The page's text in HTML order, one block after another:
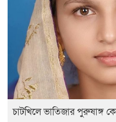
চাটখিলে ভাতিজার পুরুষাঙ্গ